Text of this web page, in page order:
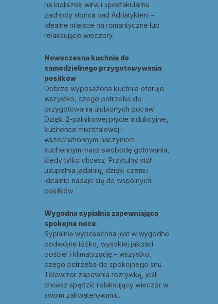
na kieliszek wina i spektakularne
zachody słońca nad Adriatykiem –
idealne miejsce na romantyczne lub
relaksujące wieczory.
Nowoczesna kuchnia do
samodzielnego przygotowywania
posiłków
Dobrze wyposażona kuchnia oferuje
wszystko, czego potrzeba do
przygotowania ulubionych potraw.
Dzięki 2-palnikowej płycie indukcyjnej,
kuchence mikrofalowej i
wszechstronnym naczyniom
kuchennym masz swobodę gotowania,
kiedy tylko chcesz. Przytulny stół
uzupełnia jadalnię, dzięki czemu
idealnie nadaje się do wspólnych
posiłków.
Wygodna sypialnia zapewniająca
spokojne noce
Sypialnia wyposażona jest w wygodne
podwójne łóżko, wysokiej jakości
pościel i klimatyzację – wszystko,
czego potrzeba do spokojnego snu.
Telewizor zapewnia rozrywkę, jeśli
chcesz spędzić relaksujący wieczór w
swoim zakwaterowaniu.